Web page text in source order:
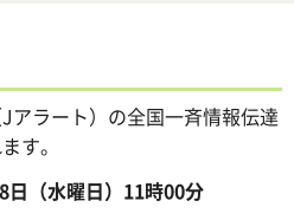
ラート）の全国一斉情報伝達
す。
日（水曜日）11時00分